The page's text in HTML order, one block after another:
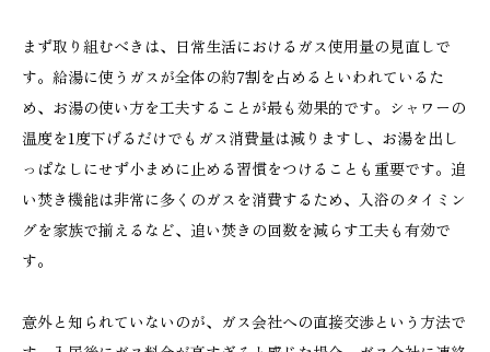
まず取り組むべきは、日常生活におけるガス使用量の見直しで
す。給湯に使うガスが全体の約7割を占めるといわれているた
め、お湯の使い方を工夫することが最も効果的です。シャワーの
温度を1度下げるだけでもガス消費量は減りますし、お湯を出し
っぱなしにせず小まめに止める習慣をつけることも重要です。追
い焚き機能は非常に多くのガスを消費するため、入浴のタイミン
グを家族で揃えるなど、追い焚きの回数を減らす工夫も有効で
す。
意外と知られていないのが、ガス会社への直接交渉という方法で